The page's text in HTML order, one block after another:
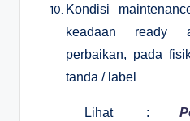
Kondisi
keadaan ready
perbaikan, pada
tanda / label
Lihat :